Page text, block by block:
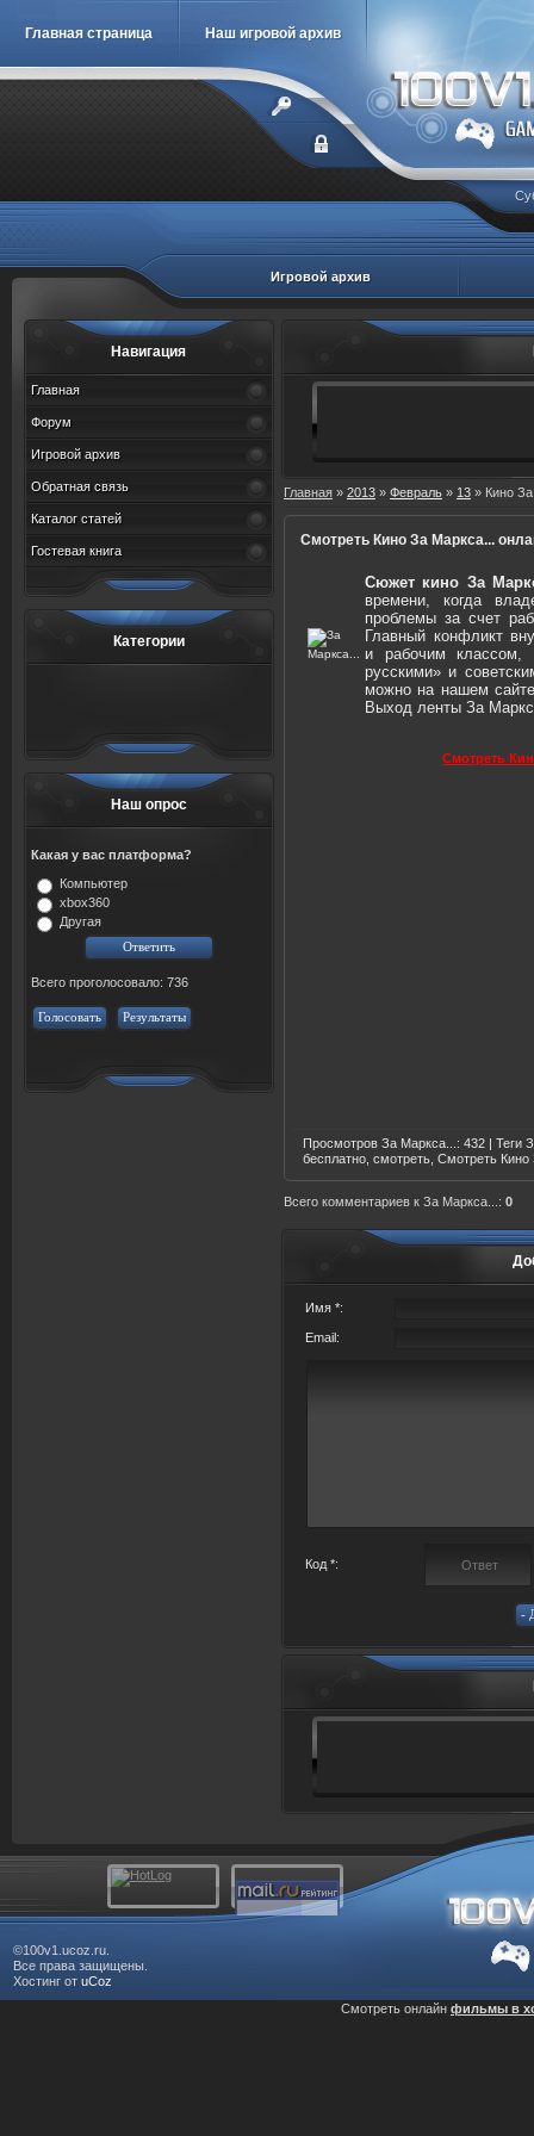
Главная страница Наш игровой архив
Игровой архив
Навигация
Главная
Форум
Игровой архив
Обратная связь
Каталог статей
Гостевая книга
Категории
Наш опрос
Какая у вас платформа?
Компьютер
xbox360
Другая
Всего проголосовало: 736
Голосовать Результаты
Главная » 2013 » Февраль » 13 » Кино
Смотреть Кино За Маркса...
Сюжет кино За
времени, когда
проблемы за счет
Главный конфликт
и рабочим классом,
русскими» и
можно на нашем
Выход ленты За
Смотреть
Просмотров За Маркса... : 432 | Теги
бесплатно, смотреть, Смотреть
Всего комментариев к За Маркса...: 0
Имя *:
Email:
Код *:
©100v1.ucoz.ru.
Все права защищены.
Хостинг от uCoz
Смотреть онлайн фильмы в